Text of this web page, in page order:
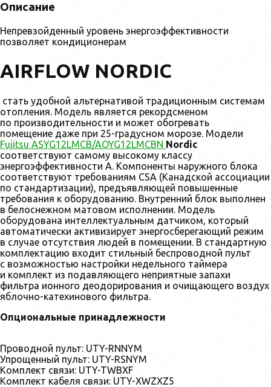
Описание
Непревзойденный уровень энергоэффективности
позволяет кондиционерам
AIRFLOW NORDIC
стать удобной альтернативой традиционным системам
отопления. Модель является рекордсменом
по производительности и может обогревать
помещение даже при 25-градусном морозе. Модели
Fujitsu ASYG12LMCB/AOYG12LMCBN Nordic
соответствуют самому высокому классу
энергоэффективности А. Компоненты наружного блока
соответствуют требованиям CSA (Канадской ассоциации
по стандартизации), предъявляющей повышенные
требования к оборудованию. Внутренний блок выполнен
в белоснежном матовом исполнении. Модель
оборудована интеллектуальным датчиком, который
автоматически активизирует энергосберегающий режим
в случае отсутствия людей в помещении. В стандартную
комплектацию входит стильный беспроводной пульт
с возможностью настройки недельного таймера
и комплект из подавляющего неприятные запахи
фильтра ионного деодорирования и очищающего воздух
яблочно-катехинового фильтра.
Опциональные принадлежности
Проводной пульт: UTY-RNNYM
Упрощенный пульт: UTY-RSNYM
Комплект связи: UTY-TWBXF
Комплект кабеля связи: UTY-XWZXZ5